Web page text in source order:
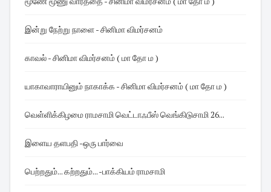
இன்று நேற்று நாளை - சினிமா விமர்சனம்
காவல் - சினிமா விமர்சனம் ( மா தோ ம )
யாகாவாராயினும் நாகாக்க - சினிமா விமர்சனம் ( மா தோ ம )
வெள்ளிக்கிழமை ராமசாமி வெட்டாஃபீஸ் வெங்கிடுசாமி 26...
இளைய தளபதி -ஒரு பார்வை
பெற்றதும்... கற்றதும்... -பாக்கியம் ராமசாமி